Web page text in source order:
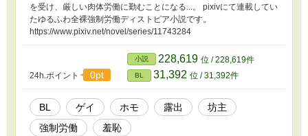
を受け、厳しい肉体労働に勤むことになる...。 pixivにて連載してい
たゆるふわ全裸強制労働ディストピア小説です。
https://www.pixiv.net/novel/series/11743284
24h.ポイント 0pt
小説 228,619 位 / 228,619件
BL 31,392 位 / 31,392件
BL ゲイ ホモ 露出
坊主
強制労働
羞恥